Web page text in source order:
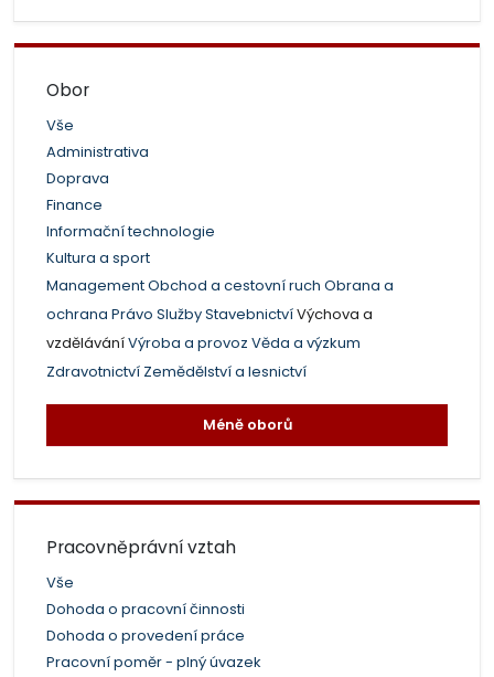
Obor
Vše
Administrativa
Doprava
Finance
Informační technologie
Kultura a sport
ManagementObchod a cestovní ruch Obrana a
ochrana Právo SlužbyStavebnictvíVýchova a
vzděláváníVýroba a provoz Věda a výzkum
Zdravotnictví Zemědělství a lesnictví
Méně oborů
Pracovněprávní vztah
Vše
Dohoda o pracovní činnosti
Dohoda o provedení práce
Pracovní poměr - plný úvazek